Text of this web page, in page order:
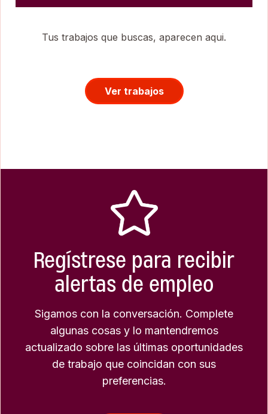
Tus trabajos que buscas, aparecen aqui.
Ver trabajos
Regístrese para recibir
alertas de empleo
Sigamos con la conversación. Complete
algunas cosas y lo mantendremos
actualizado sobre las últimas oportunidades
de trabajo que coincidan con sus
preferencias.